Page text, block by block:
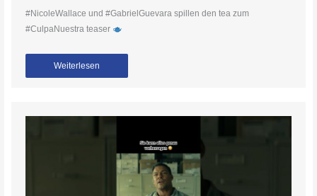
#NicoleWallace und #GabrielGuevara spillen den tea zum
#CulpaNuestra teaser
Weiterlesen